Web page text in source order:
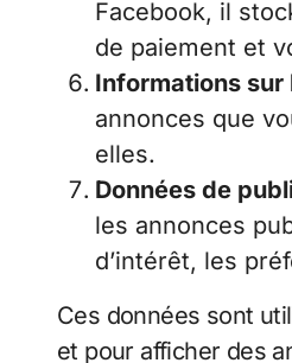
Facebook, il
de paiement et
Informations sur
annonces que
elles.
Données de
les annonces
d’intérêt, les
Ces données sont
et pour afficher des